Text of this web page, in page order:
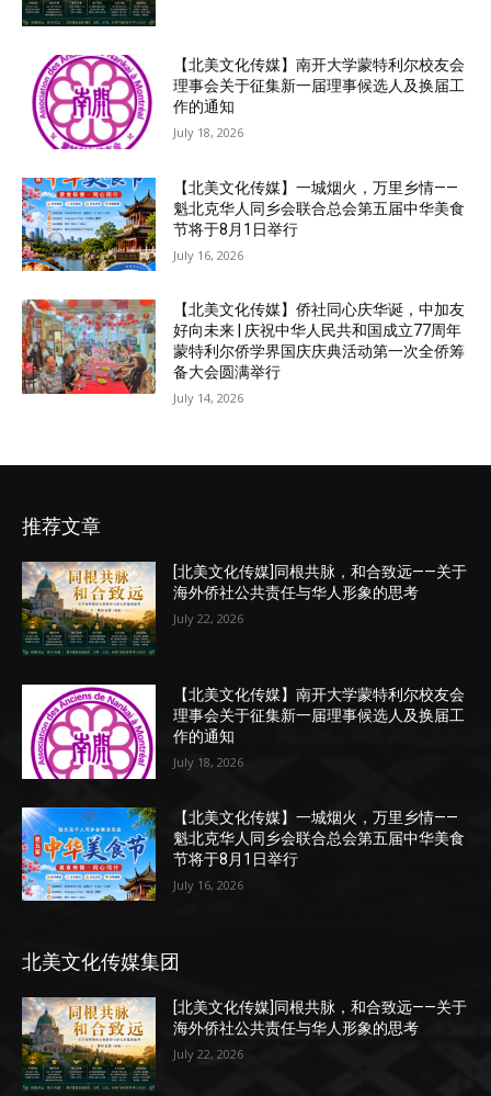
【北美文化传媒】南开大学蒙特利尔校友会
理事会关于征集新一届理事候选人及换届工
作的通知
July 18, 2026
【北美文化传媒】一城烟火，万里乡情——
魁北克华人同乡会联合总会第五届中华美食
节将于8月1日举行
July 16, 2026
【北美文化传媒】侨社同心庆华诞，中加友
好向未来 | 庆祝中华人民共和国成立77周年
蒙特利尔侨学界国庆庆典活动第一次全侨筹
备大会圆满举行
July 14, 2026
推荐文章
[北美文化传媒]同根共脉，和合致远——关于
海外侨社公共责任与华人形象的思考
July 22, 2026
【北美文化传媒】南开大学蒙特利尔校友会
理事会关于征集新一届理事候选人及换届工
作的通知
July 18, 2026
【北美文化传媒】一城烟火，万里乡情——
魁北克华人同乡会联合总会第五届中华美食
节将于8月1日举行
July 16, 2026
北美文化传媒集团
[北美文化传媒]同根共脉，和合致远——关于
海外侨社公共责任与华人形象的思考
July 22, 2026